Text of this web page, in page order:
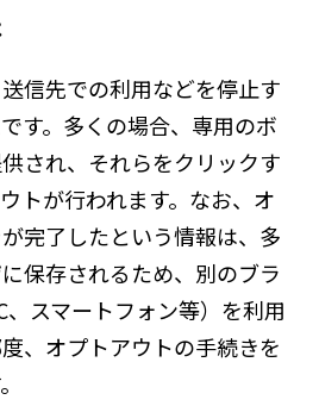
信先での利用などを停止す
す。多くの場合、専用のボ
され、それらをクリックす
トが行われます。なお、オ
完了したという情報は、多
保存されるため、別のブラ
スマートフォン等）を利用
、オプトアウトの手続きを